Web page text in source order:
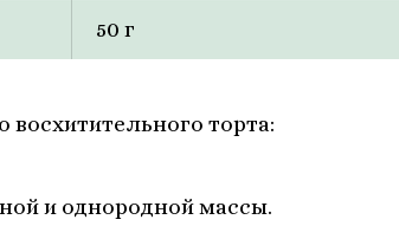
50 г
восхитительного торта:
и однородной массы.